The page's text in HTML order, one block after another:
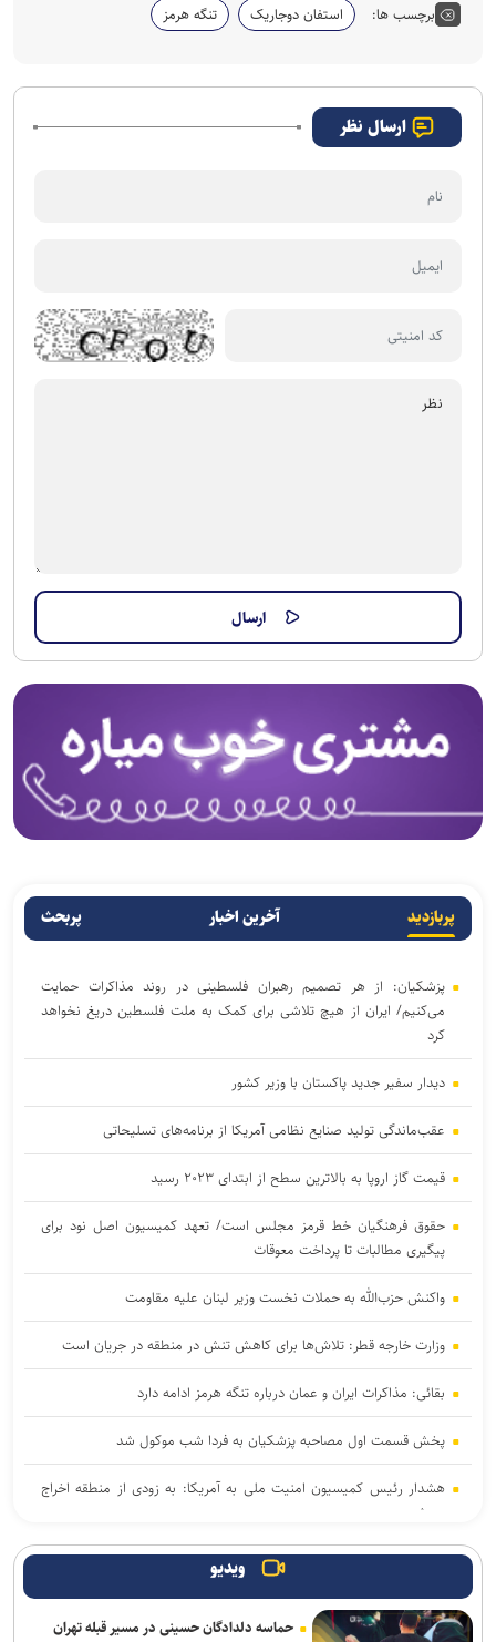
برچسب ها: استفان دوجاریک تنگه هرمز
ارسال نظر
پربازدید آخرین اخبار پربحث
پزشکیان: از هر تصمیم رهبران فلسطینی در روند مذاکرات حمایت
می‌کنیم/ ایران از هیچ تلاشی برای کمک به ملت فلسطین دریغ نخواهد
کرد
دیدار سفیر جدید پاکستان با وزیر کشور
عقب‌ماندگی تولید صنایع نظامی آمریکا از برنامه‌های تسلیحاتی
قیمت گاز اروپا به بالاترین سطح از ابتدای ۲۰۲۳ رسید
حقوق فرهنگیان خط قرمز مجلس است/ تعهد کمیسیون اصل نود برای
پیگیری مطالبات تا پرداخت معوقات
واکنش حزب‌الله به حملات نخست‌ وزیر لبنان علیه مقاومت
وزارت خارجه قطر: تلاش‌ها برای کاهش تنش در منطقه در جریان است
بقائی: مذاکرات ایران و عمان درباره تنگه هرمز ادامه دارد
پخش قسمت اول مصاحبه پزشکیان به فردا شب موکول شد
هشدار رئیس کمیسیون امنیت ملی به آمریکا: به زودی از منطقه اخراج
می‌شوید
پیروزی نامزد حامی فلسطین در انتخابات مقدماتی دموکرات‌ها برای سنا
بلومبرگ: عربستان با میانجیگری عمان گزینه دیپلماسی را در قبال یمن
پیش می‌برد
ویدیو
حماسه دلدادگان حسینی در مسیر قبله تهران